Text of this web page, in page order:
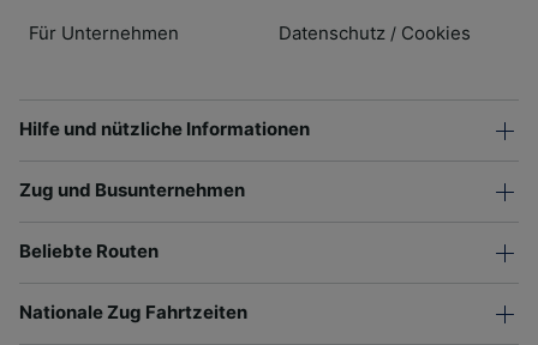
Für Unternehmen Datenschutz / Cookies
Hilfe und nützliche Informationen
Zug und Busunternehmen
Beliebte Routen
Nationale Zug Fahrtzeiten